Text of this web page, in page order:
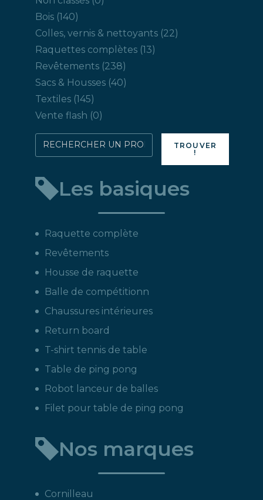
Bois 140140
produits
Colles, vernis & nettoyants 2222
Raquettes complètes 1313
Revêtements 238238
produits
Sacs & Housses 4040
Textiles 145145
produits
Vente flash 00
Rechercher
directement
produit
:
TROUVER
!
Les basiques
Raquette complète
Revêtements
Housse de raquette
Balle de compétitionn
Chaussures intérieures
Return board
T-shirt tennis de table
Table de ping pong
Robot lanceur de balles
Filet pour table de ping pong
Nos marques
Cornilleau